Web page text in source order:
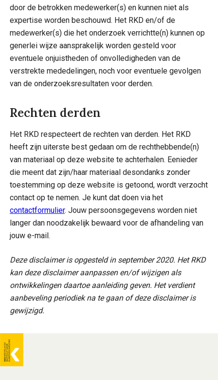
door de betrokken medewerker(s) en kunnen niet als
expertise worden beschouwd. Het RKD en/of de
medewerker(s) die het onderzoek verrichtte(n) kunnen op
generlei wijze aansprakelijk worden gesteld voor
eventuele onjuistheden of onvolledigheden van de
verstrekte mededelingen, noch voor eventuele gevolgen
van de onderzoeksresultaten voor derden.
Rechten derden
Het RKD respecteert de rechten van derden. Het RKD
heeft zijn uiterste best gedaan om de rechthebbende(n)
van materiaal op deze website te achterhalen. Eenieder
die meent dat zijn/haar materiaal desondanks zonder
toestemming op deze website is getoond, wordt verzocht
contact op te nemen. Je kunt dat doen via het
contactformulier. Jouw persoonsgegevens worden niet
langer dan noodzakelijk bewaard voor de afhandeling van
jouw e-mail.
Deze disclaimer is opgesteld in september 2020. Het RKD
kan deze disclaimer aanpassen en/of wijzigen als
ontwikkelingen daartoe aanleiding geven. Het verdient
aanbeveling periodiek na te gaan of deze disclaimer is
gewijzigd.
Algemene